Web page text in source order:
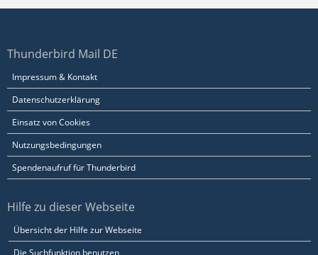
Thunderbird Mail DE
Impressum & Kontakt
Datenschutzerklärung
Einsatz von Cookies
Nutzungsbedingungen
Spendenaufruf für Thunderbird
Hilfe zu dieser Webseite
Übersicht der Hilfe zur Webseite
Die Suchfunktion benutzen